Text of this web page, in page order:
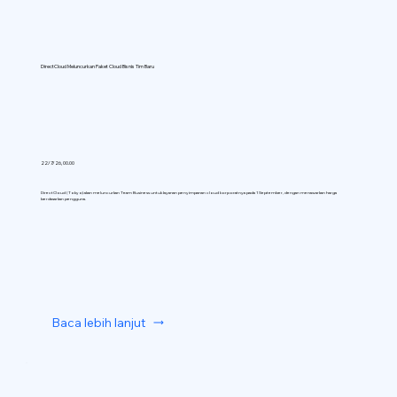
DirectCloud Meluncurkan Paket Cloud Bisnis Tim Baru
22/7/26, 00.00
DirectCloud (Tokyo) akan meluncurkan Team Business untuk layanan penyimpanan cloud korporatnya pada 1 September, dengan menawarkan harga
berdasarkan pengguna.
Baca lebih lanjut